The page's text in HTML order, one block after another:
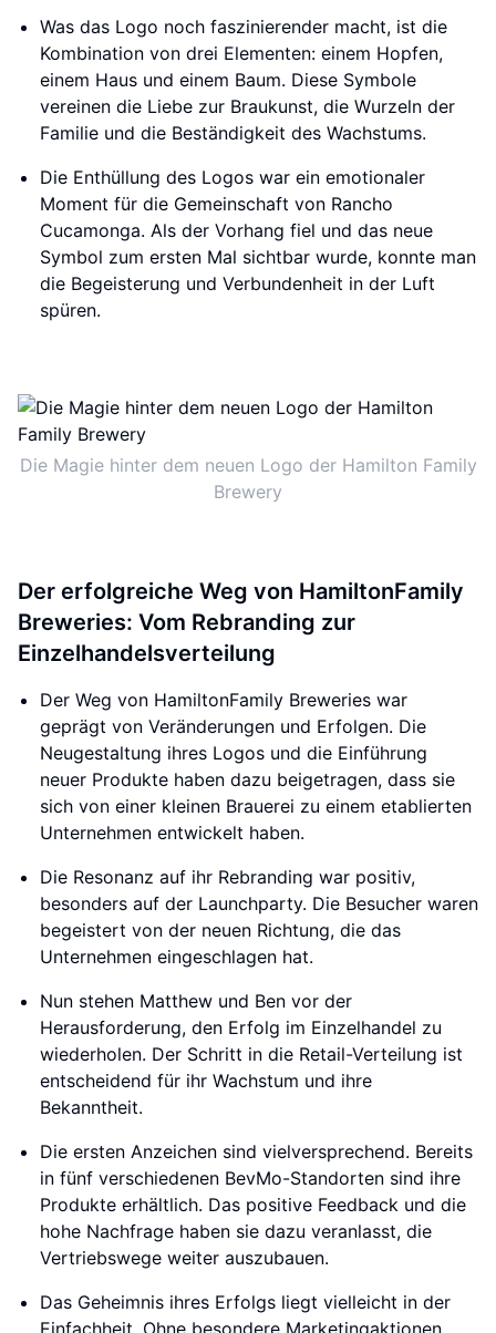
Was das Logo noch faszinierender macht, ist die
Kombination von drei Elementen: einem Hopfen,
einem Haus und einem Baum. Diese Symbole
vereinen die Liebe zur Braukunst, die Wurzeln der
Familie und die Beständigkeit des Wachstums.
Die Enthüllung des Logos war ein emotionaler
Moment für die Gemeinschaft von Rancho
Cucamonga. Als der Vorhang fiel und das neue
Symbol zum ersten Mal sichtbar wurde, konnte man
die Begeisterung und Verbundenheit in der Luft
spüren.
Die Magie hinter dem neuen Logo der Hamilton Family
Brewery
Der erfolgreiche Weg von HamiltonFamily
Breweries: Vom Rebranding zur
Einzelhandelsverteilung
Der Weg von HamiltonFamily Breweries war
geprägt von Veränderungen und Erfolgen. Die
Neugestaltung ihres Logos und die Einführung
neuer Produkte haben dazu beigetragen, dass sie
sich von einer kleinen Brauerei zu einem etablierten
Unternehmen entwickelt haben.
Die Resonanz auf ihr Rebranding war positiv,
besonders auf der Launchparty. Die Besucher waren
begeistert von der neuen Richtung, die das
Unternehmen eingeschlagen hat.
Nun stehen Matthew und Ben vor der
Herausforderung, den Erfolg im Einzelhandel zu
wiederholen. Der Schritt in die Retail-Verteilung ist
entscheidend für ihr Wachstum und ihre
Bekanntheit.
Die ersten Anzeichen sind vielversprechend. Bereits
in fünf verschiedenen BevMo-Standorten sind ihre
Produkte erhältlich. Das positive Feedback und die
hohe Nachfrage haben sie dazu veranlasst, die
Vertriebswege weiter auszubauen.
Das Geheimnis ihres Erfolgs liegt vielleicht in der
Einfachheit. Ohne besondere Marketingaktionen